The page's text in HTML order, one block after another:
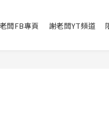
闆FB專頁 謝老闆YT頻道